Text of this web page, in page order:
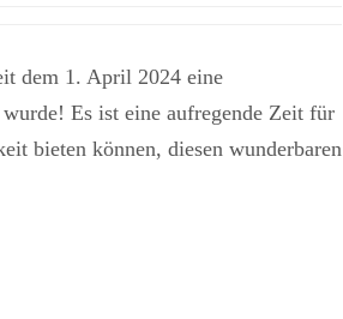
dem 1. April 2024 eine
Es ist eine aufregende Zeit für
bieten können, diesen wunderbaren